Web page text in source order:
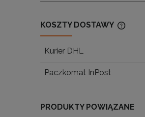
KOSZTY DOSTAWY
Kurier DHL
Paczkomat InPost
PRODUKTY POWIĄZANE